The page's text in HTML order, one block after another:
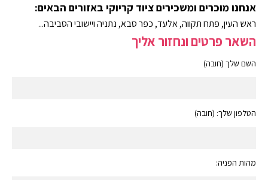
אנחנו מוכרים ומשכירים ציוד קריוקי באזורים הבאים:
ראש העין, פתח תקווה, אלעד, כפר סבא, נתניה ויישובי הסביבה...
השאר פרטים ונחזור אליך
השם שלך (חובה)
הטלפון שלך: (חובה)
מהות הפניה: